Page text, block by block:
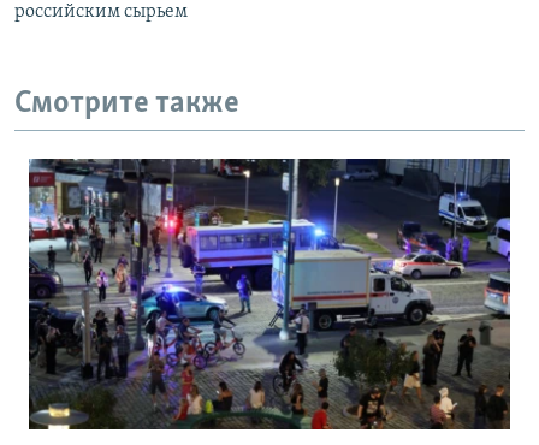
российским сырьем
Смотрите также